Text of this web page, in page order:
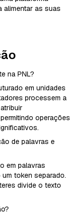
alimentar as suas
na PNL?
em unidades
processem a
operações
de palavras e
em palavras
token separado.
divide o texto